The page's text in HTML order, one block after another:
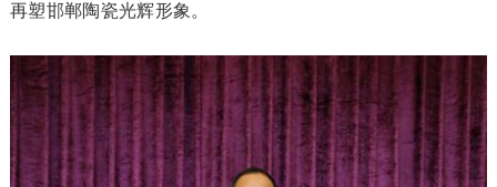
再塑邯郸陶瓷光辉形象。